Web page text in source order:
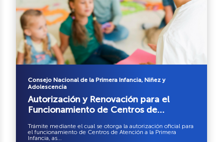
Consejo Nacional de la Primera Infancia, Niñez y
Adolescencia
Autorización y Renovación para el
Funcionamiento de Centros de
Trámite mediante el cual se otorga la autorización oficial para
el funcionamiento de Centros de Atención a la Primera
Infancia, as...